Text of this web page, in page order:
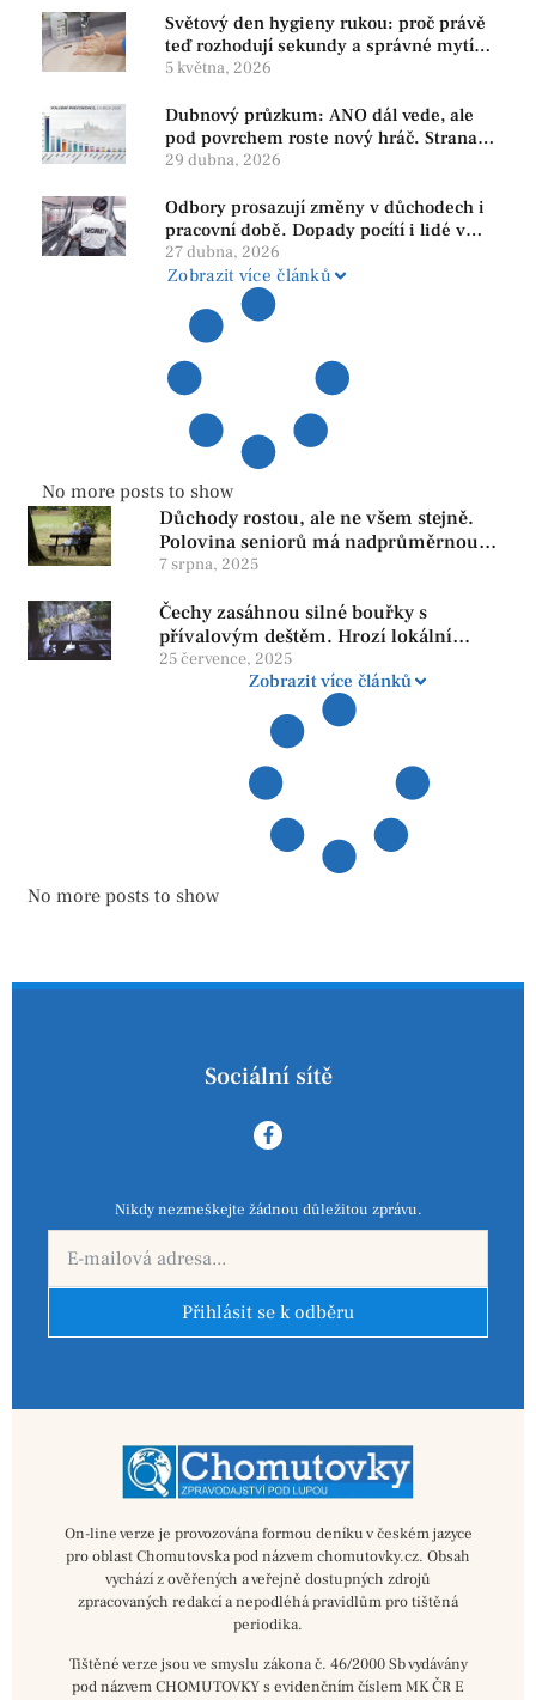
Světový den hygieny rukou: proč právě
teď rozhodují sekundy a správné mytí
rukou
5 května, 2026
Dubnový průzkum: ANO dál vede, ale
pod povrchem roste nový hráč. Strana
PRO se drží nejvýš mezi menšími
29 dubna, 2026
Odbory prosazují změny v důchodech i
pracovní době. Dopady pocítí i lidé v
našem regionu
27 dubna, 2026
Zobrazit více článků
No more posts to show
Důchody rostou, ale ne všem stejně.
Polovina seniorů má nadprůměrnou
penzi, tisíce však žijí pod hranicí
reformy
7 srpna, 2025
Čechy zasáhnou silné bouřky s
přívalovým deštěm. Hrozí lokální
zatopení
25 července, 2025
Zobrazit více článků
No more posts to show
Sociální sítě
Nikdy nezmeškejte žádnou důležitou zprávu.
Přihlásit se k odběru
On-line verze je provozována formou deníku v českém jazyce
pro oblast Chomutovska pod názvem chomutovky.cz. Obsah
vychází z ověřených a veřejně dostupných zdrojů
zpracovaných redakcí a nepodléhá pravidlům pro tištěná
periodika.
Tištěné verze jsou ve smyslu zákona č. 46/2000 Sb vydávány
pod názvem CHOMUTOVKY s evidenčním číslem MK ČR E